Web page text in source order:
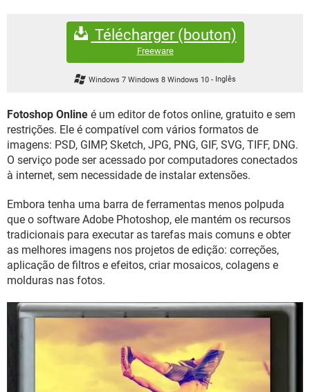
GUIA DE COMPRAS
EXCEL
GMAIL
FACEBOOK
EXCEL
GMAIL
WHATSAPP
INSTAGRAM GMAIL
GUIA DE COMPRAS
Télécharger (bouton)
Freeware
Windows 7 Windows 8 Windows 10 - Inglês
Fotoshop Online é um editor de fotos online, gratuito e sem
restrições. Ele é compatível com vários formatos de
imagens: PSD, GIMP, Sketch, JPG, PNG, GIF, SVG, TIFF, DNG.
O serviço pode ser acessado por computadores conectados
à internet, sem necessidade de instalar extensões.
Embora tenha uma barra de ferramentas menos polpuda
que o software Adobe Photoshop, ele mantém os recursos
tradicionais para executar as tarefas mais comuns e obter
as melhores imagens nos projetos de edição: correções,
aplicação de filtros e efeitos, criar mosaicos, colagens e
molduras nas fotos.